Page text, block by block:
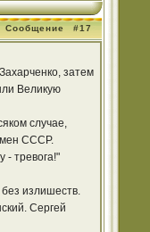
Сообщение #17
затем
Великую
случае,
СССР.
- тревога!"
излишеств.
Сергей